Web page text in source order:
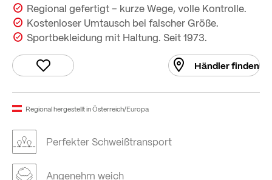
Regional gefertigt – kurze Wege, volle Kontrolle.
Kostenloser Umtausch bei falscher Größe.
Sportbekleidung mit Haltung. Seit 1973.
Händler finden
Regional hergestellt in Österreich/Europa
Perfekter Schweißtransport
Angenehm weich